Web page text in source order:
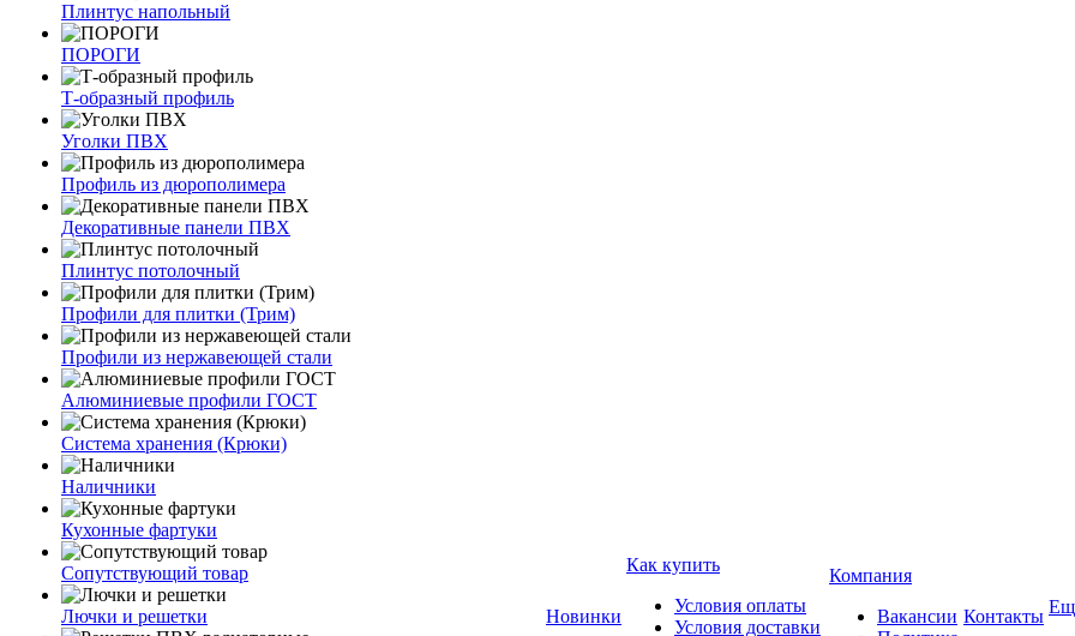
Плинтус напольный
ПОРОГИ
Т-образный профиль
Уголки ПВХ
Профиль из дюрополимера
Декоративные панели ПВХ
Плинтус потолочный
Профили для плитки (Трим)
Профили из нержавеющей стали
Алюминиевые профили ГОСТ
Система хранения (Крюки)
Наличники
Кухонные фартуки
Сопутствующий товар
Лючки и решетки Новинки
Как купить
Условия оплаты
Условия доставки
Компания
Вакансии Контакты